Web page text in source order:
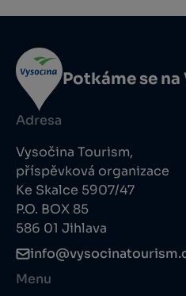
Potkáme se
Adresa
Vysočina Tourism,
příspěvková organizace
Ke Skalce 5907/47
P.O. BOX 85
586 01 Jihlava
Menu